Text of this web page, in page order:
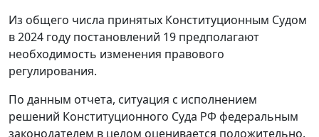
Из общего числа принятых Конституционным Судом
в 2024 году постановлений 19 предполагают
необходимость изменения правового
регулирования.
По данным отчета, ситуация с исполнением
решений Конституционного Суда РФ федеральным
законодателем в целом оценивается положительно.